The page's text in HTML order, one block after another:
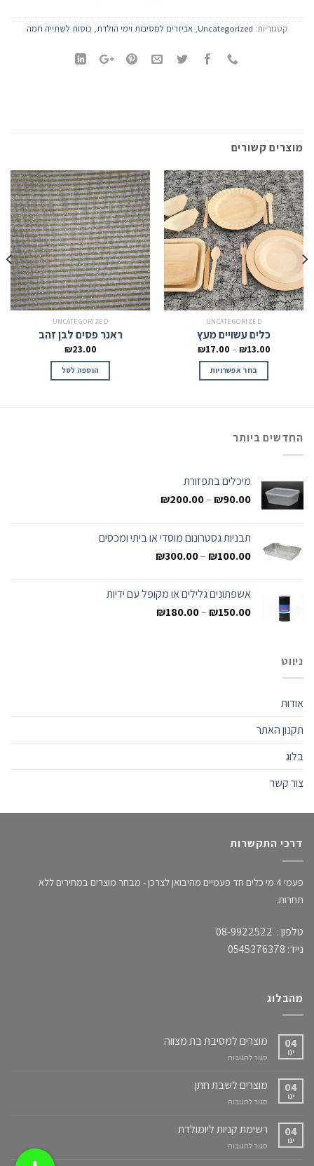
קטגוריות: Uncategorized
, אביזרים למסיבות וימי הולדת, כוסות לשתייה חמה
מוצרים קשורים
UNCATEGORIZED
כלים עשויים מעץ
₪13.00
–
₪17.00
בחר אפשרויות
UNCATEGORIZED
ראנר פסים לבן זהב
₪23.00
הוספה לסל
החדשים ביותר
מיכלים בתפזורת
₪90.00
–
₪200.00
תבניות גסטרונום מוסדי או ביתי ומכסים
₪100.00
–
₪300.00
אשפתונים גלילים או מקופל עם ידיות
₪150.00
–
₪180.00
ניווט
אודות
תקנון האתר
בלוג
צור קשר
דרכי התקשרות
פעמי 4 מי כלים חד פעמיים מהיבואן לצרכן - מבחר מוצרים במחירים ללא
תחרות.
טלפון : 08-9922522
נייד: 0545376378
מהבלוג
04
ינו
מוצרים למסיבת בת מצווה
סגור לתגובות
למסיבת
מצווה
04
ינו
מוצרים לשבת חתן
סגור לתגובות
לשבת
04
ינו
רשימת קניות ליומולדת
סגור לתגובות